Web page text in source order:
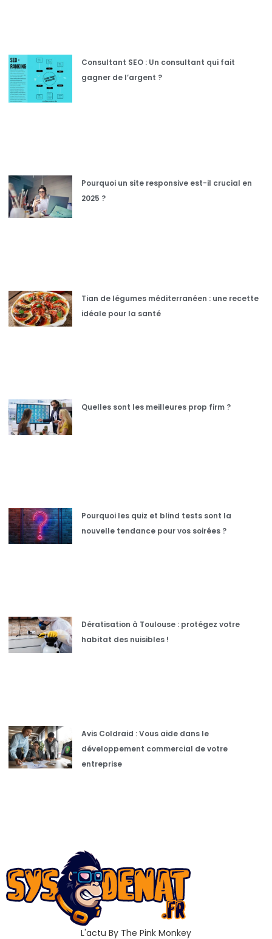
Consultant SEO : Un consultant qui fait
gagner de l’argent ?
Pourquoi un site responsive est-il crucial en
2025 ?
Tian de légumes méditerranéen : une recette
idéale pour la santé
Quelles sont les meilleures prop firm ?
Pourquoi les quiz et blind tests sont la
nouvelle tendance pour vos soirées ?
Dératisation à Toulouse : protégez votre
habitat des nuisibles !
Avis Coldraid : Vous aide dans le
développement commercial de votre
entreprise
L'actu By The Pink Monkey